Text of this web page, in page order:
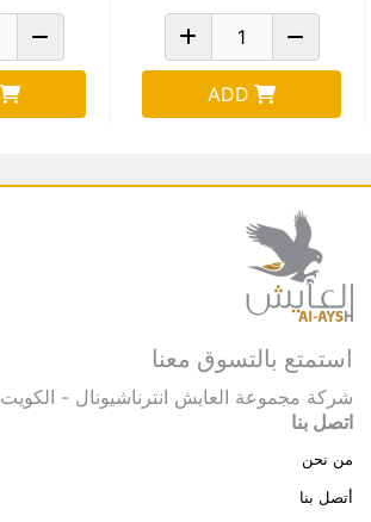
ADD
استمتع بالتسوق معنا
شركة مجموعة العايش انترناشيونال - الكويت
اتصل بنا
من نحن
أتصل بنا